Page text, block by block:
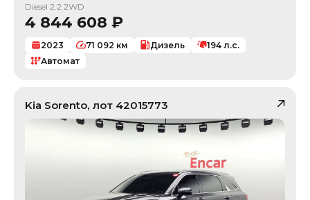
Diesel 2.2 2WD
4 844 608 ₽
2023 71 092 км Дизель 194 л.с.
Автомат
Kia Sorento, лот 42015773